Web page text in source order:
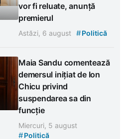
vor fi reluate, anunță
premierul
Astăzi, 6 august #Politică
Maia Sandu comentează
demersul inițiat de Ion
Chicu privind
suspendarea sa din
funcție
Miercuri, 5 august
#Politică